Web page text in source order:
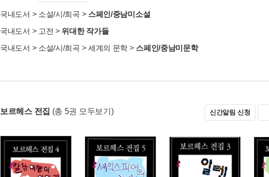
국내도서 > 소설/시/희곡 > 스페인/중남미소설
국내도서 > 고전 > 위대한 작가들
국내도서 > 소설/시/희곡 > 세계의 문학 > 스페인/중남미문학
보르헤스 전집 (총 5권 모두보기) 신간알림 신청